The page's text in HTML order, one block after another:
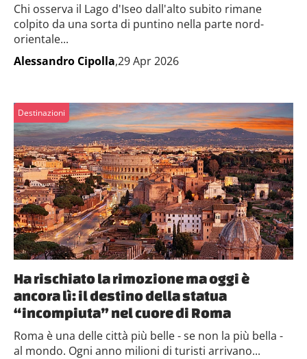
Chi osserva il Lago d'Iseo dall'alto subito rimane
colpito da una sorta di puntino nella parte nord-
orientale...
Alessandro Cipolla,29 Apr 2026
Destinazioni
Ha rischiato la rimozione ma oggi è
ancora lì: il destino della statua
“incompiuta” nel cuore di Roma
Roma è una delle città più belle - se non la più bella -
al mondo. Ogni anno milioni di turisti arrivano...